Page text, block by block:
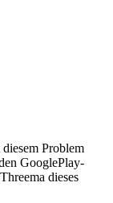
Problem
GooglePlay-
dieses